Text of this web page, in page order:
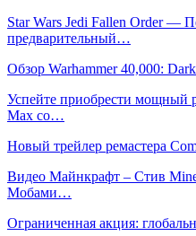
Star Wars Jedi Fallen Order —
предварительный…
Обзор Warhammer 40,000:
Успейте приобрести мощный
Max со…
Новый трейлер ремастера
Видео Майнкрафт – Стив
Мобами…
Ограниченная акция: